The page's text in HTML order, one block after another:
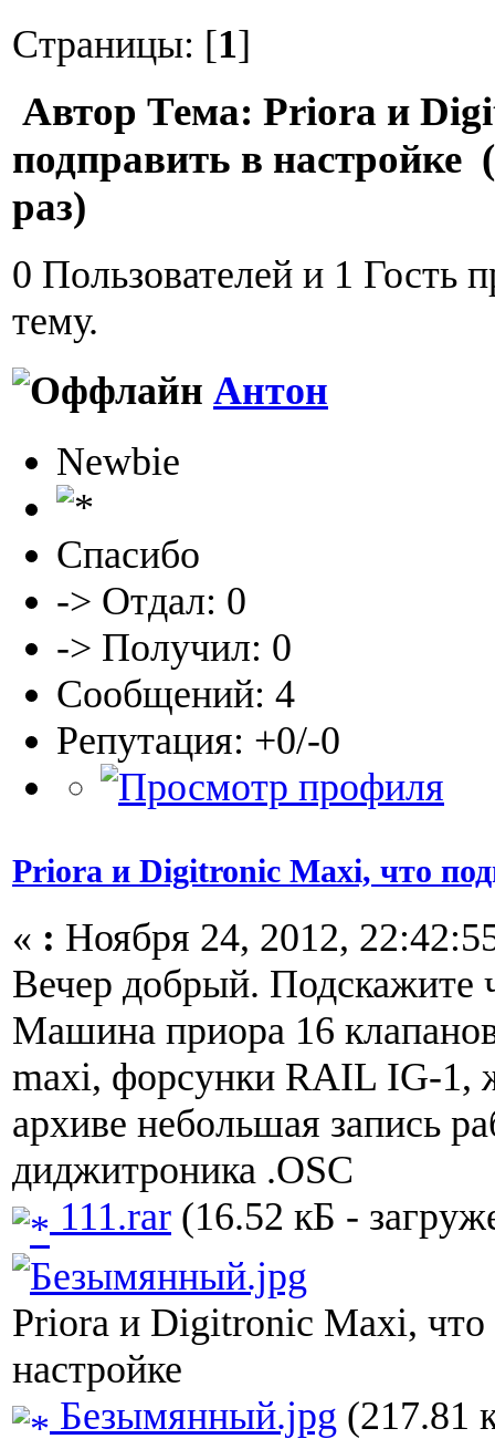
Страницы: [1]
Автор Тема: Priora и
подправить в настройке
раз)
0 Пользователей и 1 Гость
тему.
Антон
Newbie
Спасибо
-> Отдал: 0
-> Получил: 0
Сообщений: 4
Репутация: +0/-0
Priora и Digitronic Maxi, что
« : Ноября 24, 2012,
Вечер добрый. Подскажите
Машина приора 16
maxi, форсунки RAIL IG-1,
архиве небольшая запись
диджитроника .OSC
111.rar (16.52 кБ -
Priora и Digitronic Maxi, что
настройке
Безымянный.jpg (217.81